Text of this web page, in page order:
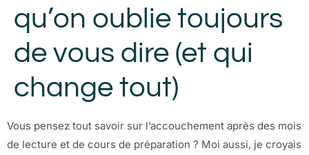
qu’on oublie toujours
de vous dire (et qui
change tout)
Vous pensez tout savoir sur l’accouchement après des mois
de lecture et de cours de préparation ? Moi aussi, je croyais